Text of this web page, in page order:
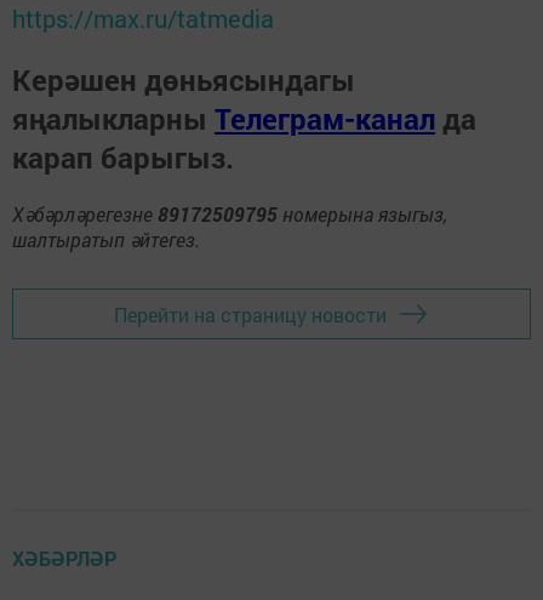
https://max.ru/tatmedia
Керәшен дөньясындагы
яңалыкларны Телеграм-канал да
карап барыгыз.
Хәбәрләрегезне 89172509795 номерына языгыз,
шалтыратып әйтегез.
Перейти на страницу новости
ХӘБӘРЛӘР